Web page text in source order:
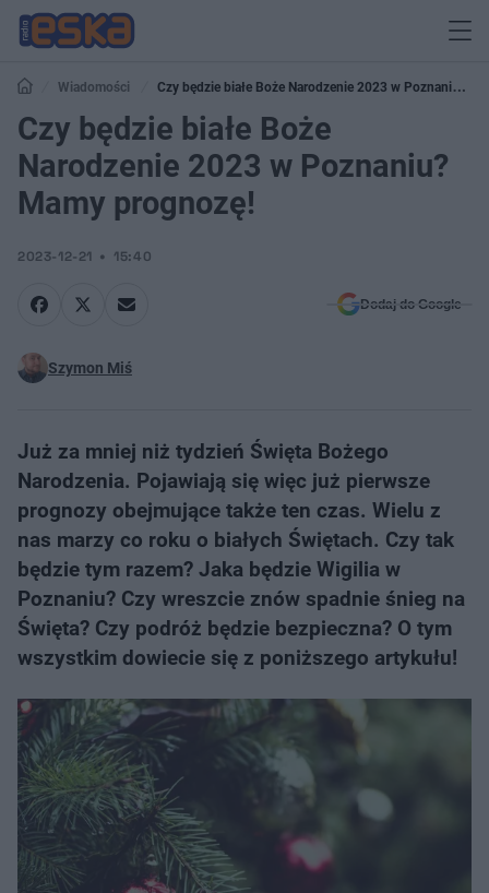
Wiadomości
Czy będzie białe Boże Narodzenie 2023 w Poznaniu?
Mamy prognozę!
Czy będzie białe Boże
Narodzenie 2023 w Poznaniu?
Mamy prognozę!
2023-12-21 15:40
Dodaj do Google
Szymon Miś
Już za mniej niż tydzień Święta Bożego
Narodzenia. Pojawiają się więc już pierwsze
prognozy obejmujące także ten czas. Wielu z
nas marzy co roku o białych Świętach. Czy tak
będzie tym razem? Jaka będzie Wigilia w
Poznaniu? Czy wreszcie znów spadnie śnieg na
Święta? Czy podróż będzie bezpieczna? O tym
wszystkim dowiecie się z poniższego artykułu!